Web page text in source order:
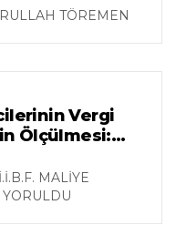
TÖREMEN
Vergi
Ölçülmesi: